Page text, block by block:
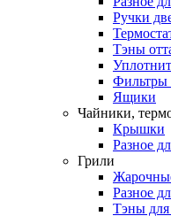
Ручки
Тэны
Фильтры
Ящики
Чайники,
Крышки
Разное
Грили
Разное
Тэны для